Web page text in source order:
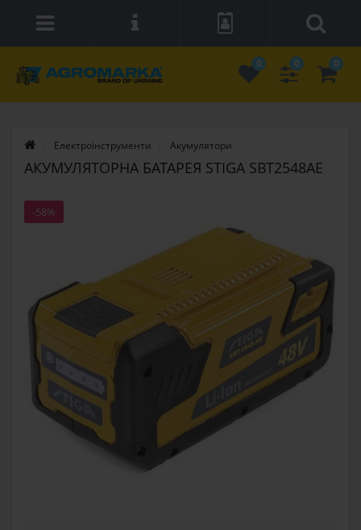
0 0 0
Електроінструменти Акумулятори
АКУМУЛЯТОРНА БАТАРЕЯ STIGA SBT2548AE
-58%